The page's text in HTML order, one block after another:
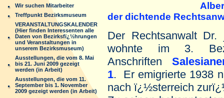
Wir suchen Mitarbeiter
Treffpunkt Bezirksmuseum
VERANSTALTUNGSKALENDER
(Hier finden Interessenten alle
Daten von Bezirksfï¿½hrungen
und Veranstaltungen in
unserem Bezirksmuseum)
Ausstellungen, die vom 8. Mai
bis 21. Juni 2009 gezeigt
werden (in Arbeit)
Ausstellungen, die vom 11.
September bis 1. November
2009 gezeigt werden (in Arbeit)
der dichtende
Der Rechtsanwalt
wohnte im 3.
Anschriften
1. Er emigrierte 1938
nach ï¿½sterreich